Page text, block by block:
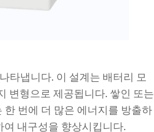
타냅니다. 이 설계는 배터리 모
변형으로 제공됩니다. 쌓인 또는
한 번에 더 많은 에너지를 방출하
내구성을 향상시킵니다.